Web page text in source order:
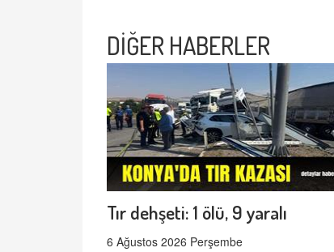
DİĞER HABERLER
Tır dehşeti: 1 ölü, 9 yaralı
6 Ağustos 2026 Perşembe